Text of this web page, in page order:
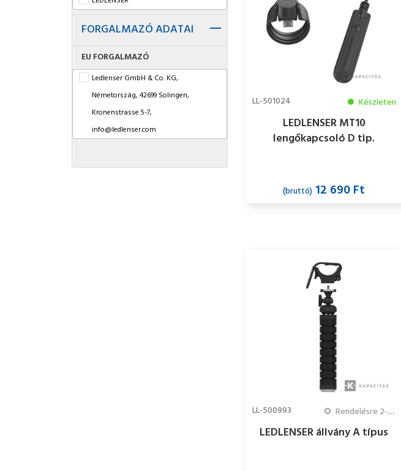
FORGALMAZÓ ADATAI
EU FORGALMAZÓ
Ledlenser GmbH & Co. KG,
Németország, 42699 Solingen,
Kronenstrasse 5-7,
info@ledlenser.com
LL-501024 Készleten
LEDLENSER MT10
lengőkapcsoló D tip.
(bruttó) 12 690 Ft
LL-500993 Rendelésre 2-3 hét
LEDLENSER állvány A típus